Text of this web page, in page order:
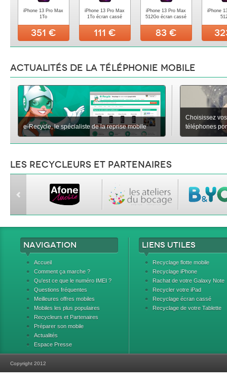
iPhone 13 Pro Max
1To
351 €
iPhone 13 Pro Max
1To écran cassé
111 €
iPhone 13 Pro Max
512Go écran cassé
83 €
iPhone
Actualités de la téléphonie mobile
e-Recycle, le spécialiste de la reprise mobile
Choisissez
téléphones
Les recycleurs et partenaires
Navigation
Accueil
Comment ça marche ?
Qu'est ce que le numéro IMEI ?
Questions fréquentes
Meilleures offres mobiles
Mobiles les plus populaires
Recycleurs et Partenaires
Préparer son mobile
Actualités
Espace Presse
Liens utiles
Recyclage flotte mobile
Recyclage iPhone
Rachat de votre Galaxy Note
Recycler votre iPad
Recyclage écran cassé
Recyclage de votre Tablette
Copyright 2012